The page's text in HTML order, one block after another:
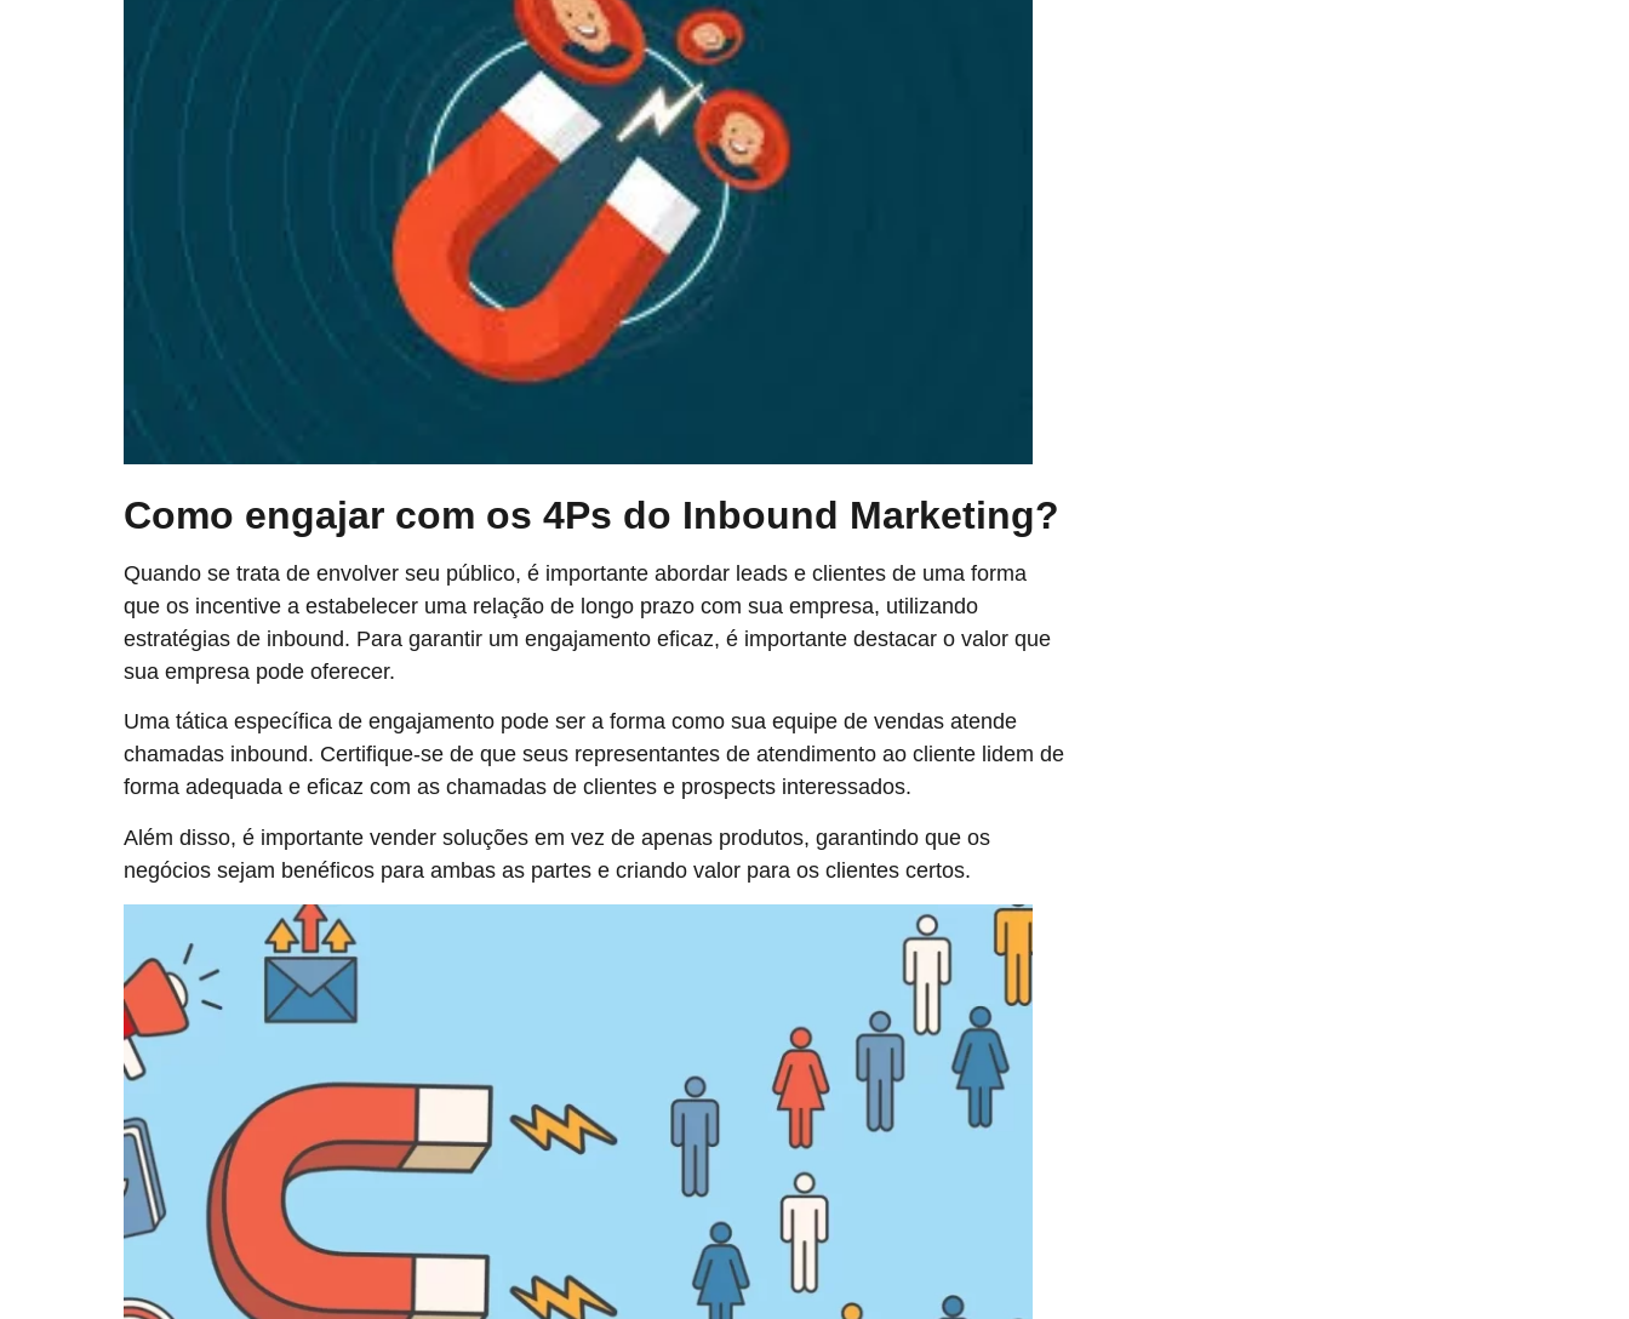
Como engajar com os 4Ps do Inbound Marketing?
Quando se trata de envolver seu público, é importante abordar leads e clientes de uma forma
que os incentive a estabelecer uma relação de longo prazo com sua empresa, utilizando
estratégias de inbound. Para garantir um engajamento eficaz, é importante destacar o valor que
sua empresa pode oferecer.
Uma tática específica de engajamento pode ser a forma como sua equipe de vendas atende
chamadas inbound. Certifique-se de que seus representantes de atendimento ao cliente lidem de
forma adequada e eficaz com as chamadas de clientes e prospects interessados.
Além disso, é importante vender soluções em vez de apenas produtos, garantindo que os
negócios sejam benéficos para ambas as partes e criando valor para os clientes certos.